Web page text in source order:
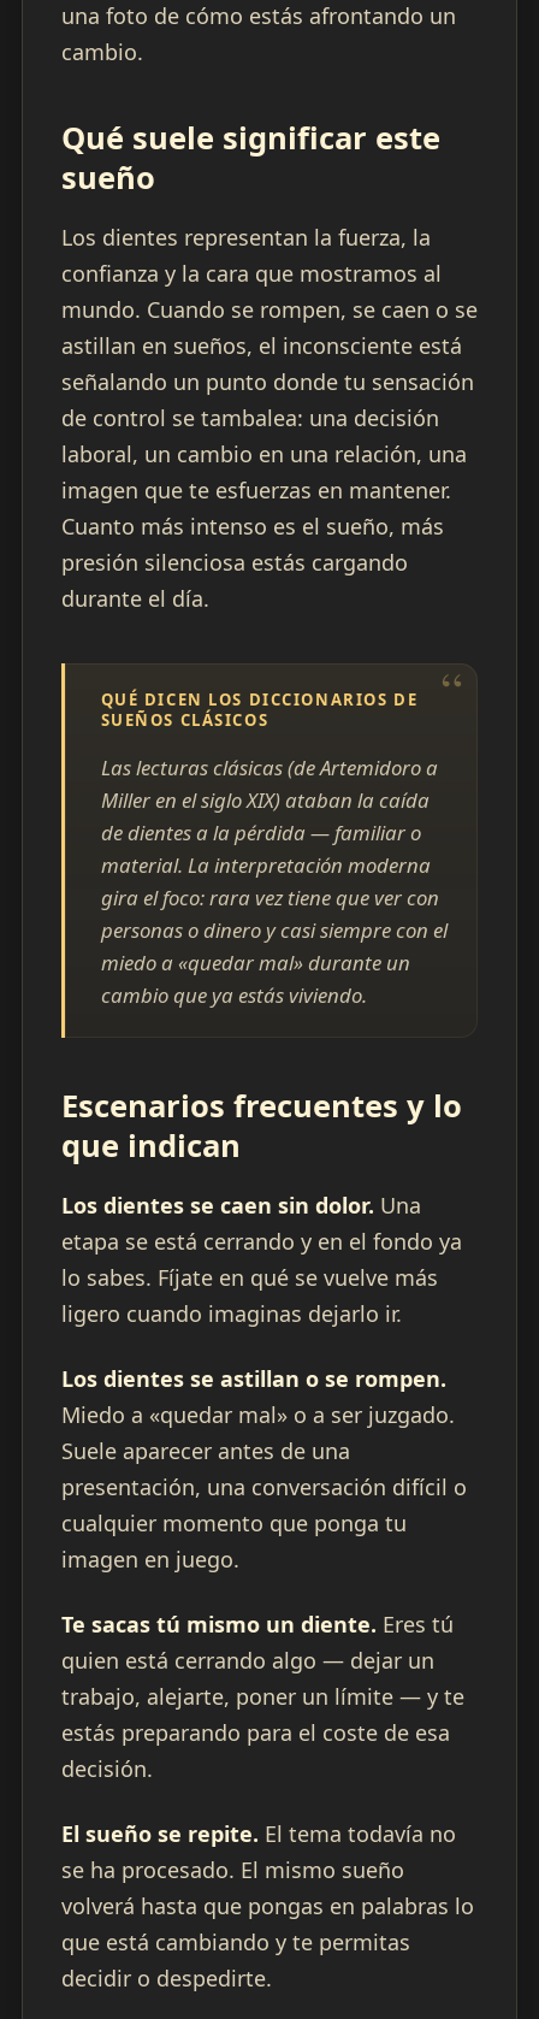
una foto de cómo estás afrontando un
cambio.
Qué suele significar este
sueño
Los dientes representan la fuerza, la
confianza y la cara que mostramos al
mundo. Cuando se rompen, se caen o se
astillan en sueños, el inconsciente está
señalando un punto donde tu sensación
de control se tambalea: una decisión
laboral, un cambio en una relación, una
imagen que te esfuerzas en mantener.
Cuanto más intenso es el sueño, más
presión silenciosa estás cargando
durante el día.
QUÉ DICEN LOS DICCIONARIOS DE
SUEÑOS CLÁSICOS
Las lecturas clásicas (de Artemidoro a
Miller en el siglo XIX) ataban la caída
de dientes a la pérdida — familiar o
material. La interpretación moderna
gira el foco: rara vez tiene que ver con
personas o dinero y casi siempre con el
miedo a «quedar mal» durante un
cambio que ya estás viviendo.
Escenarios frecuentes y lo
que indican
Los dientes se caen sin dolor. Una
etapa se está cerrando y en el fondo ya
lo sabes. Fíjate en qué se vuelve más
ligero cuando imaginas dejarlo ir.
Los dientes se astillan o se rompen.
Miedo a «quedar mal» o a ser juzgado.
Suele aparecer antes de una
presentación, una conversación difícil o
cualquier momento que ponga tu
imagen en juego.
Te sacas tú mismo un diente. Eres tú
quien está cerrando algo — dejar un
trabajo, alejarte, poner un límite — y te
estás preparando para el coste de esa
decisión.
El sueño se repite. El tema todavía no
se ha procesado. El mismo sueño
volverá hasta que pongas en palabras lo
que está cambiando y te permitas
decidir o despedirte.